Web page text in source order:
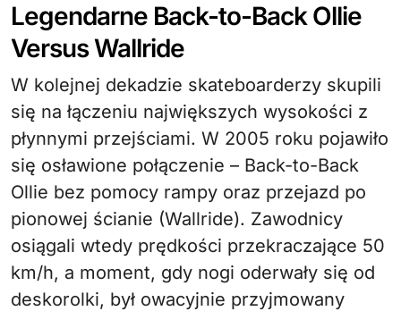
Legendarne Back-to-Back Ollie
Versus Wallride
W kolejnej dekadzie skateboarderzy skupili
się na łączeniu największych wysokości z
płynnymi przejściami. W 2005 roku pojawiło
się osławione połączenie – Back-to-Back
Ollie bez pomocy rampy oraz przejazd po
pionowej ścianie (Wallride). Zawodnicy
osiągali wtedy prędkości przekraczające 50
km/h, a moment, gdy nogi oderwały się od
deskorolki, był owacyjnie przyjmowany